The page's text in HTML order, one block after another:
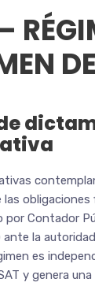
obligaciones
por Contador
ante la
es
y genera una